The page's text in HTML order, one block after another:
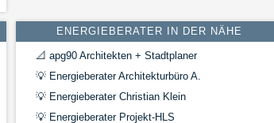
ENERGIEBERATER IN DER NÄHE
📐 apg90 Architekten + Stadtplaner
💡 Energieberater Architekturbüro A.
💡 Energieberater Christian Klein
💡 Energieberater Projekt-HLS